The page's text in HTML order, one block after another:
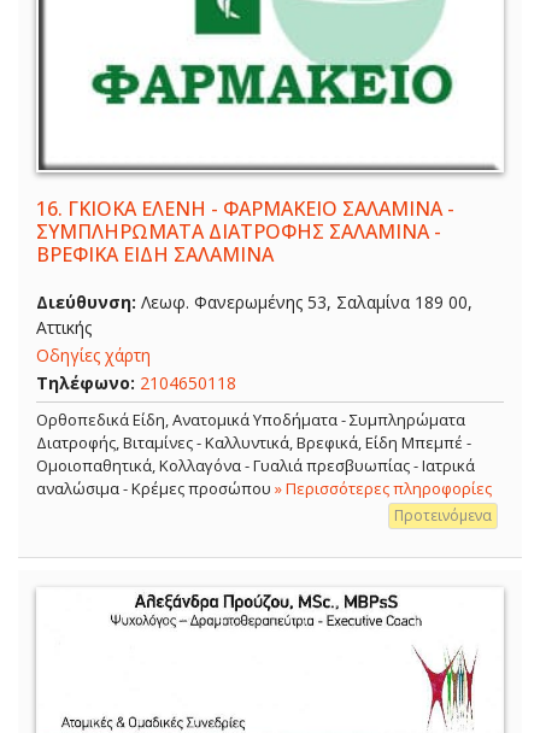
16. ΓΚΙΟΚΑ ΕΛΕΝΗ - ΦΑΡΜΑΚΕΙΟ ΣΑΛΑΜΙΝΑ -
ΣΥΜΠΛΗΡΩΜΑΤΑ ΔΙΑΤΡΟΦΗΣ ΣΑΛΑΜΙΝΑ -
ΒΡΕΦΙΚΑ ΕΙΔΗ ΣΑΛΑΜΙΝΑ
Διεύθυνση: Λεωφ. Φανερωμένης 53, Σαλαμίνα 189 00,
Αττικής
Οδηγίες χάρτη
Τηλέφωνο: 2104650118
Ορθοπεδικά Είδη, Ανατομικά Υποδήματα - Συμπληρώματα
Διατροφής, Βιταμίνες - Καλλυντικά, Βρεφικά, Είδη Μπεμπέ -
Ομοιοπαθητικά, Κολλαγόνα - Γυαλιά πρεσβυωπίας - Ιατρικά
αναλώσιμα - Κρέμες προσώπου » Περισσότερες πληροφορίες
Προτεινόμενα